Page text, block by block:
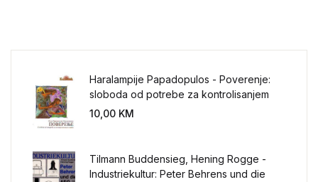
Haralampije Papadopulos - Poverenje:
sloboda od potrebe za kontrolisanjem
sveta
10,00 KM
Tilmann Buddensieg, Hening Rogge -
Industriekultur: Peter Behrens und die